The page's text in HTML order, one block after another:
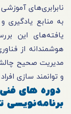
نابرابری‌های
به منابع
یافته‌های این
هوشمندانه از
مدیریت صحیح
و توانمند سازی
دوره های فنی
برنامه‌نویسی